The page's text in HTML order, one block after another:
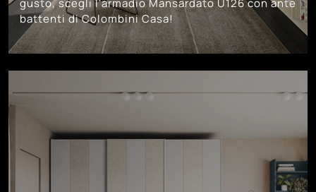
gusto, scegli l'armadio Mansardato U126 con ante
battenti di Colombini Casa!